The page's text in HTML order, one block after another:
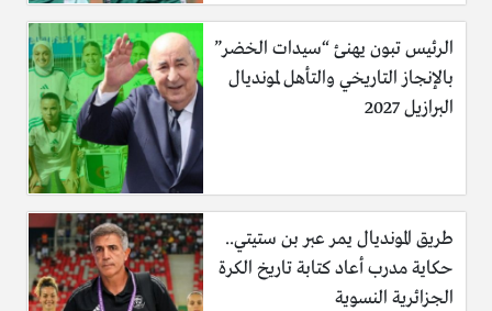
الرئيس تبون يهنئ “سيدات الخضر”
بالإنجاز التاريخي والتأهل لمونديال
البرازيل 2027
طريق المونديال يمر عبر بن ستيتي..
حكاية مدرب أعاد كتابة تاريخ الكرة
الجزائرية النسوية